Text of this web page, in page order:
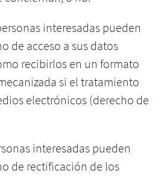
interesadas pueden
de acceso a sus datos
recibirlos en un formato
si el tratamiento
electrónicos (derecho de
interesadas pueden
de rectificación de los